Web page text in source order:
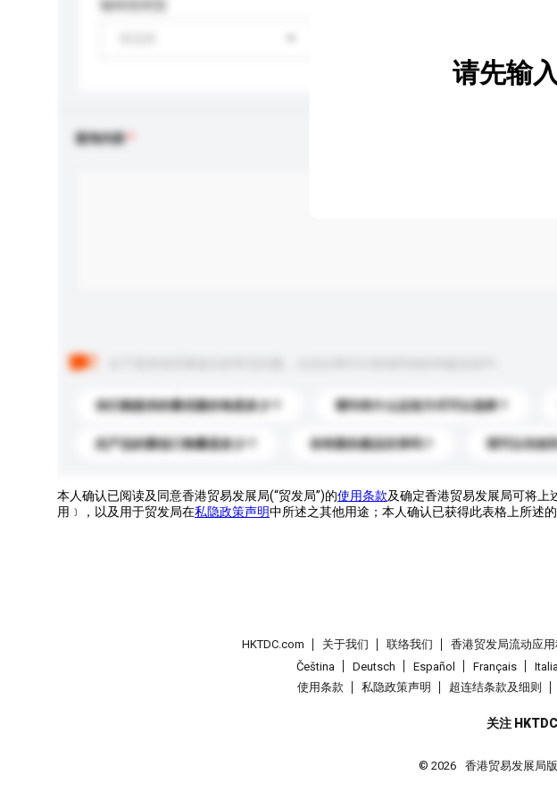
查询内容
你们能提供的最优惠价格是多少？ 请问有什么运送方式可以选择？
此产品的最低订购量是多少？ 你有新的產品目录吗？ 我可以先收
请先输
本人确认已阅读及同意香港贸易发展局(“贸发局”)的使用条款及确定香港贸易发展局可将上
用﹞，以及用于贸发局在私隐政策声明中所述之其他用途；本人确认已获得此表格上所述
HKTDC.com 关于我们 联络我们 香港贸发局流动应
Čeština
Deutsch Español Français
使用条款
私隐政策声明 超连结条款及细则
关注 HKTDC
© 2026 香港贸易发展局